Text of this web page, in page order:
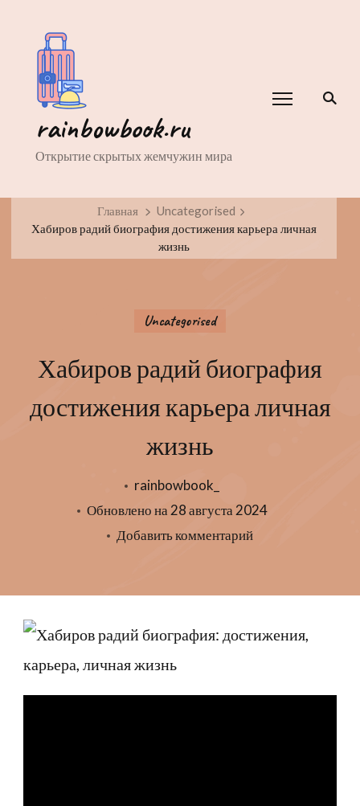
rainbowbook.ru
Открытие скрытых жемчужин мира
Главная
Uncategorised
Хабиров радий биография достижения карьера личная
жизнь
Uncategorised
Хабиров радий биография
достижения карьера личная
жизнь
rainbowbook_
Обновлено на 28 августа 2024
Добавить комментарийк
биография